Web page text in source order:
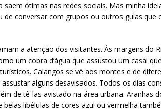
ótimas nas redes sociais. Mas minha
conversar com grupos ou outros guias que
a atenção dos visitantes. Às margens do
um cobra d’água que assustou um casal
Calangos se vê aos montes e de
alguns desavisados. Todos os dias
de tê-las avistado na área urbana. Aranhas
libélulas de cores azul ou vermelha